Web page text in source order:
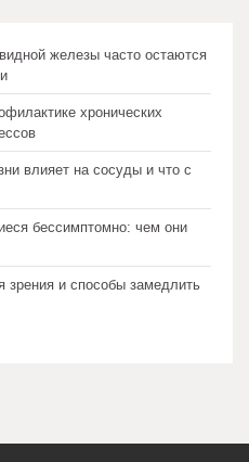
железы часто остаются
хронических
влияет на сосуды и что с
бессимптомно: чем они
зрения и способы замедлить